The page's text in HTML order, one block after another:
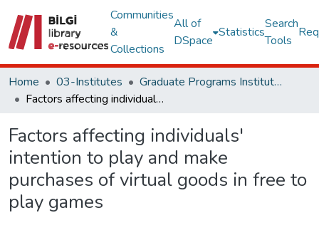
Communities
&
Collections
All of
DSpace
Statistics
Search
Tools
Home 03-Institutes
Graduate Programs Institute Thesis Collection
Factors affecting individuals' intention to play and make purchases of virtual goods in free to play games
Factors affecting individuals'
intention to play and make
purchases of virtual goods in free to
play games